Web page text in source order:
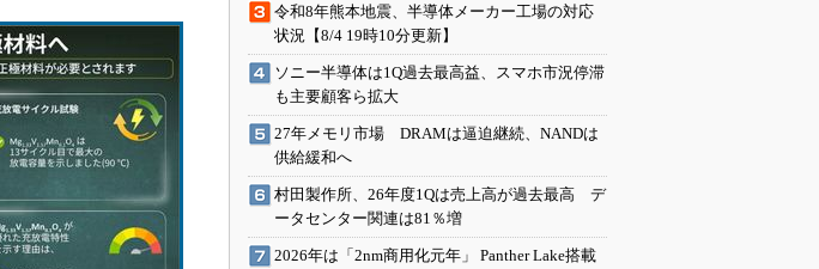
令和8年熊本地震、半導体メーカー工場の対応
状況【8/4 19時10分更新】
ソニー半導体は1Q過去最高益、スマホ市況停滞
も主要顧客ら拡大
27年メモリ市場 DRAMは逼迫継続、NANDは
供給緩和へ
村田製作所、26年度1Qは売上高が過去最高 デ
ータセンター関連は81％増
2026年は「2nm商用化元年」 Panther Lake搭載